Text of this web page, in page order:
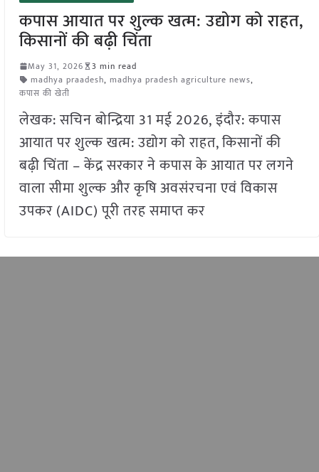
कपास आयात पर शुल्क खत्म: उद्योग को राहत,
किसानों की बढ़ी चिंता
May 31, 2026
3 min read
madhya praadesh, madhya pradesh agriculture news,
कपास की खेती
लेखक: सचिन बोन्द्रिया 31 मई 2026, इंदौर: कपास
आयात पर शुल्क खत्म: उद्योग को राहत, किसानों की
बढ़ी चिंता – केंद्र सरकार ने कपास के आयात पर लगने
वाला सीमा शुल्क और कृषि अवसंरचना एवं विकास
उपकर (AIDC) पूरी तरह समाप्त कर